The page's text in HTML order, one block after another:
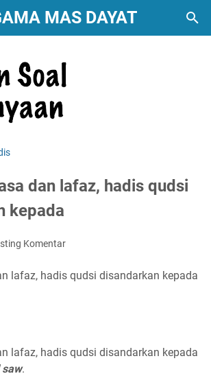
MAS DAYAT
dan lafaz, hadis qudsi
kepada
Komentar
lafaz, hadis qudsi disandarkan kepada
lafaz, hadis qudsi disandarkan kepada
.